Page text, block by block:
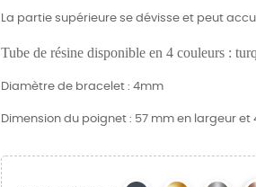
La partie supérieure se dévisse et peut
Tube de résine disponible en 4 couleurs :
Diamètre de bracelet : 4mm
Dimension du poignet : 57 mm en largeur et